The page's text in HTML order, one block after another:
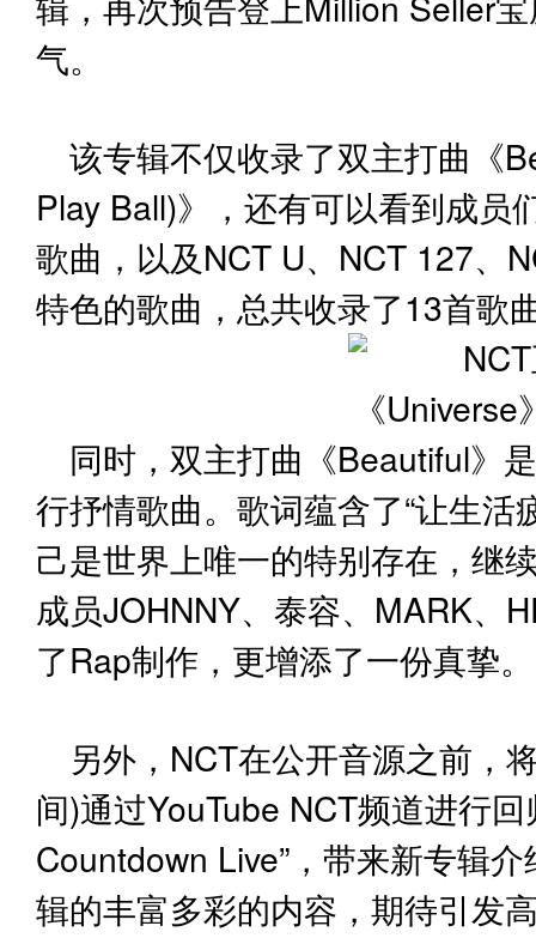
气。
该专辑不仅收录了双主打曲《
Play Ball)》，还有可以看到成员
歌曲，以及NCT U、NCT 127、
特色的歌曲，总共收录了13首歌
同时，双主打曲《Beautiful》
行抒情歌曲。歌词蕴含了“让生
己是世界上唯一的特别存在，继
成员JOHNNY、泰容、MARK、
了Rap制作，更增添了一份真挚。
另外，NCT在公开音源之前，
间)通过YouTube NCT频道进行回
Countdown Live”，带来新专辑
辑的丰富多彩的内容，期待引发